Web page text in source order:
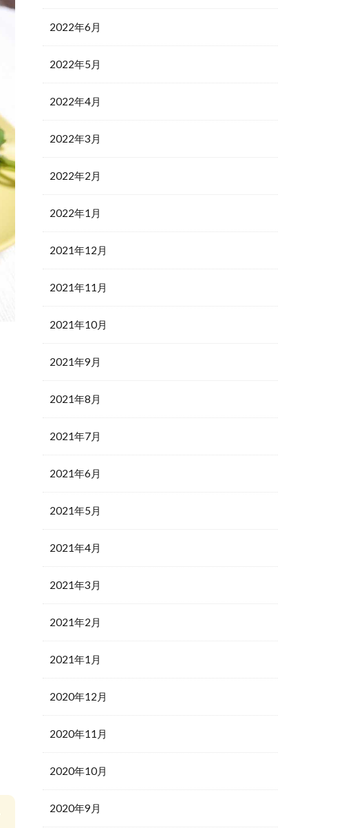
2022年6月
2022年5月
2022年4月
2022年3月
2022年2月
2022年1月
2021年12月
2021年11月
2021年10月
2021年9月
2021年8月
2021年7月
2021年6月
2021年5月
2021年4月
2021年3月
2021年2月
2021年1月
2020年12月
2020年11月
2020年10月
2020年9月